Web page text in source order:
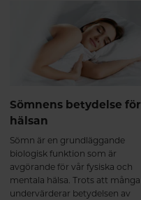
igenom fyra populära alternativ
så du lättare kan välja rätt.
Sömnens betydelse för
hälsan
Sömn är en grundläggande
biologisk funktion som är
avgörande för vår fysiska och
mentala hälsa. Trots att många
undervärderar betydelsen av